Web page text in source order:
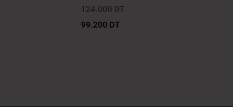
124.000 DT
99.200 DT